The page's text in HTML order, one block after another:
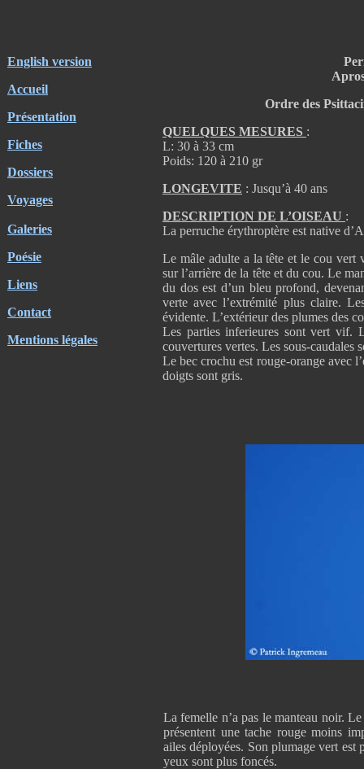
English version
Accueil
Présentation
Fiches
Dossiers
Voyages
Galeries
Poésie
Liens
Contact
Mentions légales
Ordre des
QUELQUES MESURES :
L: 30 à 33 cm
Poids: 120 à 210 gr
LONGEVITE : Jusqu’à 40 ans
DESCRIPTION DE L’OISEAU :
La perruche érythroptère est native
Le mâle adulte a la tête et le cou vert
sur l’arrière de la tête et du cou. Le
du dos est d’un bleu profond,
verte avec l’extrémité plus claire.
évidente. L’extérieur des plumes des
Les parties inferieures sont vert vif.
couvertures vertes. Les sous-caudales
Le bec crochu est rouge-orange avec
doigts sont gris.
La femelle n’a pas le manteau noir.
présentent une tache rouge moins
ailes déployées. Son plumage vert est
yeux sont plus foncés.